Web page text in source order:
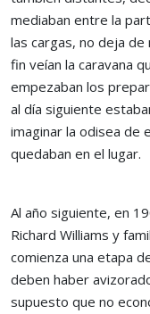
mediaban entre la
las cargas, no deja
fin veían la caravana
empezaban los
al día siguiente
imaginar la odisea de
quedaban en el lugar.
Al año siguiente, en
Richard Williams y
comienza una etapa
deben haber
supuesto que no